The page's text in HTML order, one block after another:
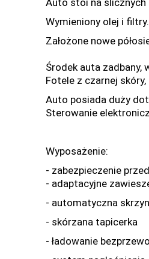
Auto stoi na
Wymieniony olej i filtry.
Założone nowe
Środek auta zadbany,
Fotele z czarnej
Auto posiada duży
Sterowanie
Wyposażenie:
- zabezpieczenie
- adaptacyjne
- automatyczna
- skórzana tapicerka
- ładowanie